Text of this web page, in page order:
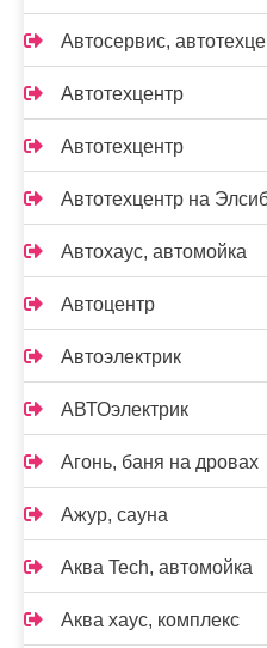
Автосервис,
Автотехцентр
Автотехцентр
Автотехцентр на
Автохаус, автомойка
Автоцентр
Автоэлектрик
АВТОэлектрик
Агонь, баня на дровах
Ажур, сауна
Аква Tech, автомойка
Аква хаус, комплекс